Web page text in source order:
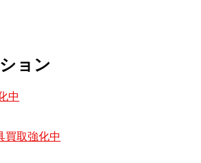
ョン
中
買取強化中